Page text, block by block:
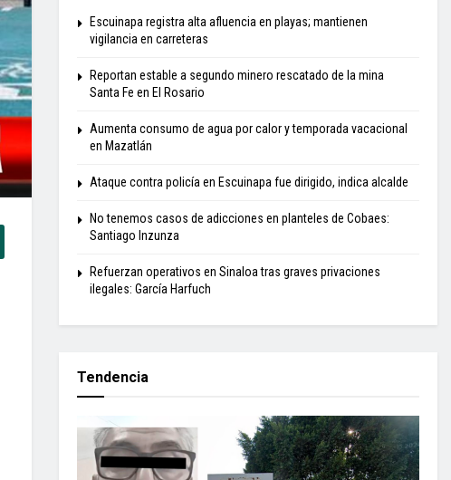
Escuinapa registra alta afluencia en playas; mantienen
vigilancia en carreteras
Reportan estable a segundo minero rescatado de la mina
Santa Fe en El Rosario
Aumenta consumo de agua por calor y temporada vacacional
en Mazatlán
Ataque contra policía en Escuinapa fue dirigido, indica alcalde
No tenemos casos de adicciones en planteles de Cobaes:
Santiago Inzunza
Refuerzan operativos en Sinaloa tras graves privaciones
ilegales: García Harfuch
Tendencia